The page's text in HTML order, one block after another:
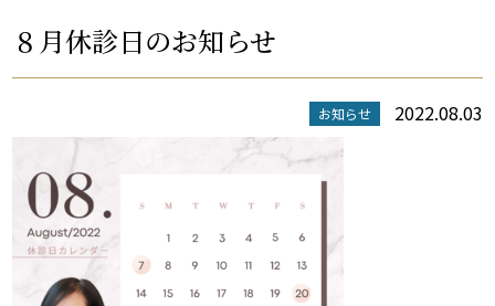
８月休診日のお知らせ
お知らせ 2022.08.03